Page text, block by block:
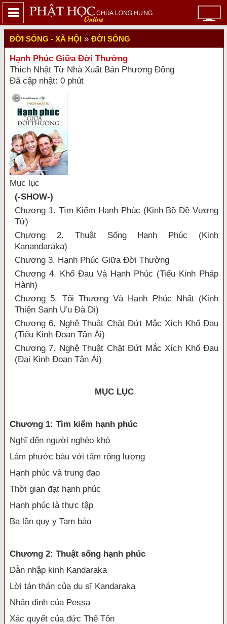
ĐỜI SỐNG - XÃ HỘI » ĐỜI SỐNG
Hạnh Phúc Giữa Đời Thường
Thích Nhật Từ Nhà Xuất Bản Phương Đông
Đã cập nhật: 0 phút
Mục lục
(-SHOW-)
Chương 1. Tìm Kiếm Hạnh Phúc (Kinh Bồ Đề Vương
Tử)
Chương 2. Thuật Sống Hạnh Phúc (Kinh
Kanandaraka)
Chương 3. Hạnh Phúc Giữa Đời Thường
Chương 4. Khổ Đau Và Hạnh Phúc (Tiểu Kinh Pháp
Hành)
Chương 5. Tối Thượng Và Hạnh Phúc Nhất (Kinh
Thiện Sanh Ưu Đà Di)
Chương 6. Nghệ Thuật Chặt Đứt Mắc Xích Khổ Đau
(Tiểu Kinh Đoạn Tận Ái)
Chương 7. Nghệ Thuật Chặt Đứt Mắc Xích Khổ Đau
(Đại Kinh Đoạn Tận Ái)
MỤC LỤC
Chương 1: Tìm kiếm hạnh phúc
Nghĩ đến người nghèo khó
Làm phước báu với tâm rộng lượng
Hạnh phúc và trung đạo
Thời gian đạt hạnh phúc
Hạnh phúc là thực tập
Ba lần quy y Tam bảo
Chương 2: Thuật sống hạnh phúc
Dẫn nhập kinh Kandaraka
Lời tán thán của du sĩ Kandaraka
Nhận định của Pessa
Xác quyết của đức Thế Tôn